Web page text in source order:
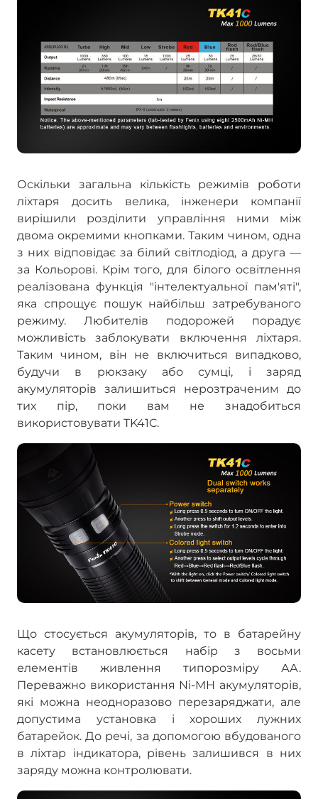
Оскільки загальна кількість режимів роботи
ліхтаря досить велика, інженери компанії
вирішили розділити управління ними між
двома окремими кнопками. Таким чином, одна
з них відповідає за білий світлодіод, а друга —
за Кольорові. Крім того, для білого освітлення
реалізована функція "інтелектуальної пам'яті",
яка спрощує пошук найбільш затребуваного
режиму. Любителів подорожей порадує
можливість заблокувати включення ліхтаря.
Таким чином, він не включиться випадково,
будучи в рюкзаку або сумці, і заряд
акумуляторів залишиться нерозтраченим до
тих пір, поки вам не знадобиться
використовувати TK41C.
Що стосується акумуляторів, то в батарейну
касету встановлюється набір з восьми
елементів живлення типорозміру АА.
Переважно використання Ni-MH акумуляторів,
які можна неодноразово перезаряджати, але
допустима установка і хороших лужних
батарейок. До речі, за допомогою вбудованого
в ліхтар індикатора, рівень залишився в них
заряду можна контролювати.